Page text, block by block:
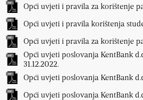
Opći uvjeti i pravila za korištenje
Opći uvjeti i pravila korištenja
Opći uvjeti i pravila za korištenje
Opći uvjeti poslovanja KentBank
31.12.2022.
Opći uvjeti poslovanja KentBank
Opći uvjeti poslovanja KentBank